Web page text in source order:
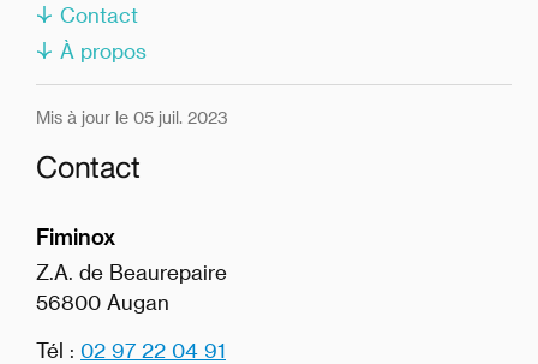
Contact
À propos
Mis à jour le 05 juil. 2023
Contact
Fiminox
Z.A. de Beaurepaire
56800 Augan
Tél : 02 97 22 04 91